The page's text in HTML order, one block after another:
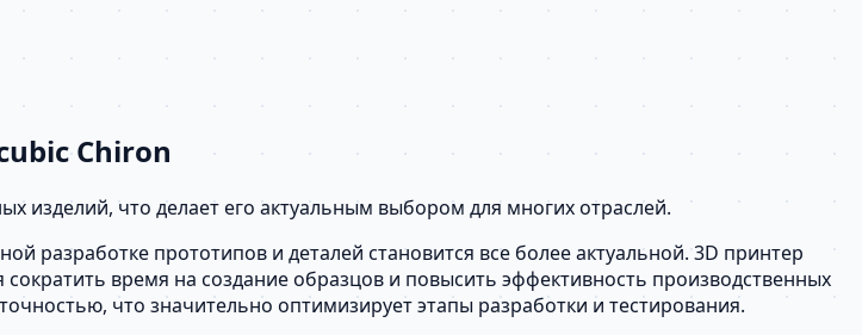
Chiron
изделий, что делает его актуальным выбором для многих отраслей.
разработке прототипов и деталей становится все более актуальной. 3D принтер
время на создание образцов и повысить эффективность производственных
что значительно оптимизирует этапы разработки и тестирования.